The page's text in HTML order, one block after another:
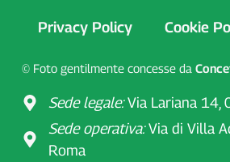
Privacy Policy Cookie
© Foto gentilmente concesse da
Sede legale:Via Lariana 14,
Sede operativa:Via di Villa
Roma